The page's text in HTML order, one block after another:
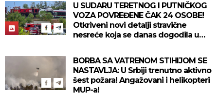
U SUDARU TERETNOG I PUTNIČKOG
VOZA POVREĐENE ČAK 24 OSOBE!
Otkriveni novi detalji stravične
nesreće koja se danas dogodila u
BORBA SA VATRENOM STIHIJOM SE
NASTAVLJA: U Srbiji trenutno aktivno
šest požara! Angažovani i helikopteri
MUP-a!